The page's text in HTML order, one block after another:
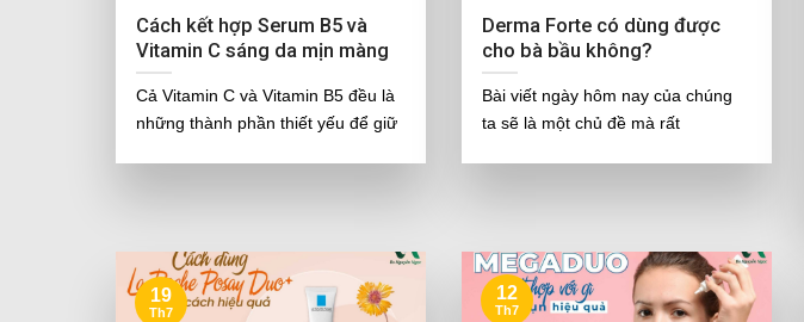
Cách kết hợp Serum B5 và
Vitamin C sáng da mịn màng
Cả Vitamin C và Vitamin B5 đều là
những thành phần thiết yếu để giữ
Derma Forte có dùng được
cho bà bầu không?
Bài viết ngày hôm nay của chúng
ta sẽ là một chủ đề mà rất
19
Th7
12
Th7